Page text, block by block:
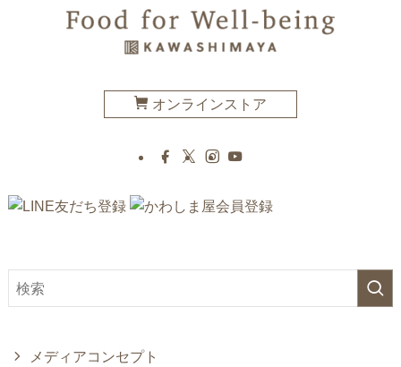
オンラインストア
メディアコンセプト